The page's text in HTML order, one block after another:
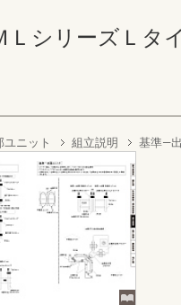
ＬシリーズＬタ
ユニット 組立説明 基準―